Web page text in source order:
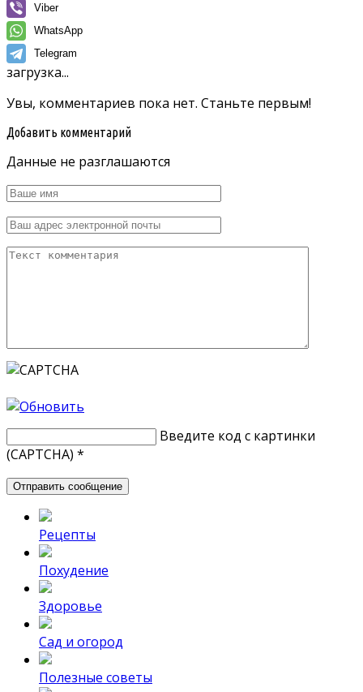
Viber
WhatsApp
Telegram
загрузка...
Увы, комментариев пока нет. Станьте первым!
Добавить комментарий
Данные не разглашаются
Введите код с картинки
(CAPTCHA) *
Рецепты
Похудение
Здоровье
Сад и огород
Полезные советы